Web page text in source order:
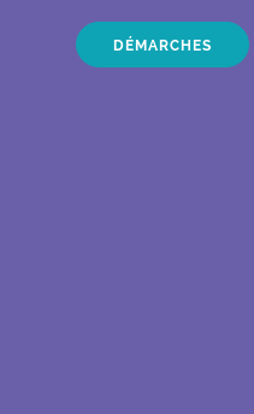
DÉMARCHES